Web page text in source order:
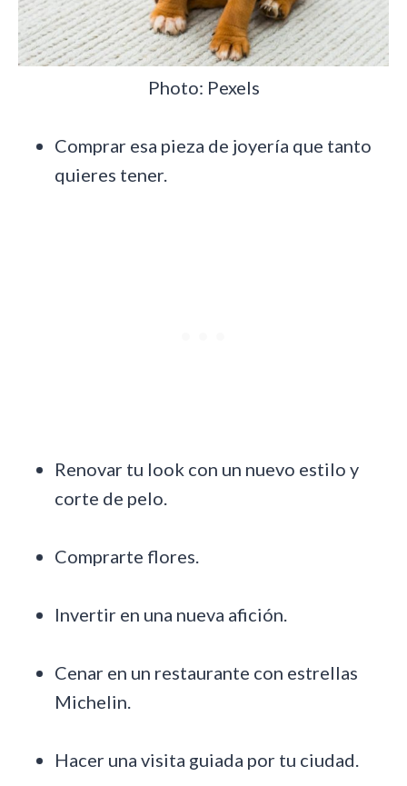
Photo: Pexels
Comprar esa pieza de joyería que tanto
quieres tener.
Renovar tu look con un nuevo estilo y
corte de pelo.
Comprarte flores.
Invertir en una nueva afición.
Cenar en un restaurante con estrellas
Michelin.
Hacer una visita guiada por tu ciudad.